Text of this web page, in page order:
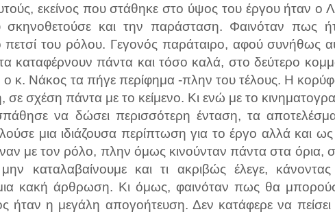
εκείνος που στάθηκε στο ύψος του έργου ήταν ο
και την παράσταση. Φαινόταν πως
πετσί του ρόλου. Γεγονός παράταιρο, αφού συνήθως
καταφέρνουν πάντα και τόσο καλά, στο δεύτερο
ο κ. Νάκος τα πήγε περίφημα -πλην του τέλους. Η
σχέση πάντα με το κείμενο. Κι ενώ με το
να δώσει περισσότερη ένταση, τα
μια ιδιάζουσα περίπτωση για το έργο αλλά και ως
με τον ρόλο, πλην όμως κινούνταν πάντα στα όρια,
καταλαβαίνουμε και τι ακριβώς έλεγε,
κακή άρθρωση. Κι όμως, φαινόταν πως θα
ήταν η μεγάλη απογοήτευση. Δεν κατάφερε να πείσει